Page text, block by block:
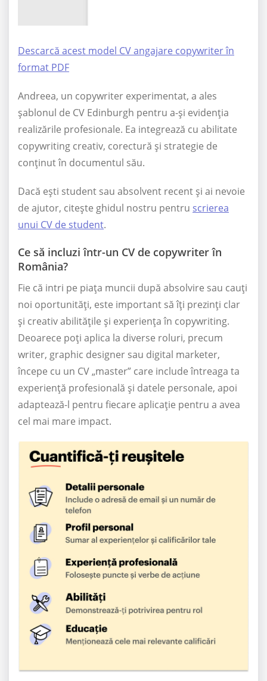
Descarcă acest model CV angajare copywriter în
format PDF
Andreea, un copywriter experimentat, a ales
șablonul de CV Edinburgh pentru a-și evidenția
realizările profesionale. Ea integrează cu abilitate
copywriting creativ, corectură și strategie de
conținut în documentul său.
Dacă ești student sau absolvent recent și ai nevoie
de ajutor, citește ghidul nostru pentru scrierea
unui CV de student.
Ce să incluzi într-un CV de copywriter în
România?
Fie că intri pe piața muncii după absolvire sau cauți
noi oportunități, este important să îți prezinți clar
și creativ abilitățile și experiența în copywriting.
Deoarece poți aplica la diverse roluri, precum
writer, graphic designer sau digital marketer,
începe cu un CV „master” care include întreaga ta
experiență profesională și datele personale, apoi
adaptează-l pentru fiecare aplicație pentru a avea
cel mai mare impact.